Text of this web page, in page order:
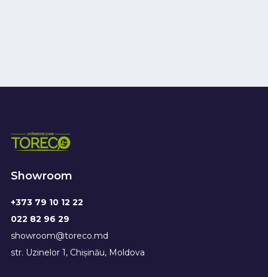
Showroom
+373 79 10 12 22
022 82 96 29
showroom@toreco.md
str. Uzinelor 1, Chișinău, Moldova